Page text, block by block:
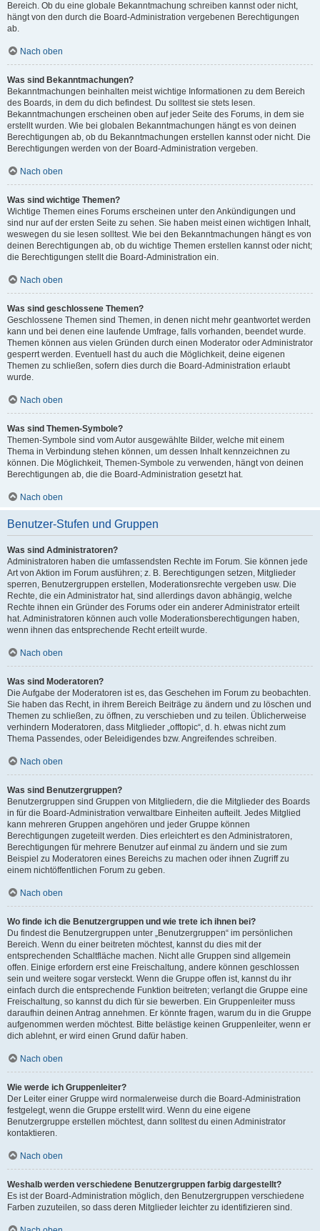
Bereich. Ob du eine globale Bekanntmachung schreiben kannst oder nicht,
hängt von den durch die Board-Administration vergebenen Berechtigungen
ab.
Nach oben
Was sind Bekanntmachungen?
Bekanntmachungen beinhalten meist wichtige Informationen zu dem Bereich
des Boards, in dem du dich befindest. Du solltest sie stets lesen.
Bekanntmachungen erscheinen oben auf jeder Seite des Forums, in dem sie
erstellt wurden. Wie bei globalen Bekanntmachungen hängt es von deinen
Berechtigungen ab, ob du Bekanntmachungen erstellen kannst oder nicht. Die
Berechtigungen werden von der Board-Administration vergeben.
Nach oben
Was sind wichtige Themen?
Wichtige Themen eines Forums erscheinen unter den Ankündigungen und
sind nur auf der ersten Seite zu sehen. Sie haben meist einen wichtigen Inhalt,
weswegen du sie lesen solltest. Wie bei den Bekanntmachungen hängt es von
deinen Berechtigungen ab, ob du wichtige Themen erstellen kannst oder nicht;
die Berechtigungen stellt die Board-Administration ein.
Nach oben
Was sind geschlossene Themen?
Geschlossene Themen sind Themen, in denen nicht mehr geantwortet werden
kann und bei denen eine laufende Umfrage, falls vorhanden, beendet wurde.
Themen können aus vielen Gründen durch einen Moderator oder Administrator
gesperrt werden. Eventuell hast du auch die Möglichkeit, deine eigenen
Themen zu schließen, sofern dies durch die Board-Administration erlaubt
wurde.
Nach oben
Was sind Themen-Symbole?
Themen-Symbole sind vom Autor ausgewählte Bilder, welche mit einem
Thema in Verbindung stehen können, um dessen Inhalt kennzeichnen zu
können. Die Möglichkeit, Themen-Symbole zu verwenden, hängt von deinen
Berechtigungen ab, die die Board-Administration gesetzt hat.
Nach oben
Benutzer-Stufen und Gruppen
Was sind Administratoren?
Administratoren haben die umfassendsten Rechte im Forum. Sie können jede
Art von Aktion im Forum ausführen; z. B. Berechtigungen setzen, Mitglieder
sperren, Benutzergruppen erstellen, Moderationsrechte vergeben usw. Die
Rechte, die ein Administrator hat, sind allerdings davon abhängig, welche
Rechte ihnen ein Gründer des Forums oder ein anderer Administrator erteilt
hat. Administratoren können auch volle Moderationsberechtigungen haben,
wenn ihnen das entsprechende Recht erteilt wurde.
Nach oben
Was sind Moderatoren?
Die Aufgabe der Moderatoren ist es, das Geschehen im Forum zu beobachten.
Sie haben das Recht, in ihrem Bereich Beiträge zu ändern und zu löschen und
Themen zu schließen, zu öffnen, zu verschieben und zu teilen. Üblicherweise
verhindern Moderatoren, dass Mitglieder „offtopic“, d. h. etwas nicht zum
Thema Passendes, oder Beleidigendes bzw. Angreifendes schreiben.
Nach oben
Was sind Benutzergruppen?
Benutzergruppen sind Gruppen von Mitgliedern, die die Mitglieder des Boards
in für die Board-Administration verwaltbare Einheiten aufteilt. Jedes Mitglied
kann mehreren Gruppen angehören und jeder Gruppe können
Berechtigungen zugeteilt werden. Dies erleichtert es den Administratoren,
Berechtigungen für mehrere Benutzer auf einmal zu ändern und sie zum
Beispiel zu Moderatoren eines Bereichs zu machen oder ihnen Zugriff zu
einem nichtöffentlichen Forum zu geben.
Nach oben
Wo finde ich die Benutzergruppen und wie trete ich ihnen bei?
Du findest die Benutzergruppen unter „Benutzergruppen“ im persönlichen
Bereich. Wenn du einer beitreten möchtest, kannst du dies mit der
entsprechenden Schaltfläche machen. Nicht alle Gruppen sind allgemein
offen. Einige erfordern erst eine Freischaltung, andere können geschlossen
sein und weitere sogar versteckt. Wenn die Gruppe offen ist, kannst du ihr
einfach durch die entsprechende Funktion beitreten; verlangt die Gruppe eine
Freischaltung, so kannst du dich für sie bewerben. Ein Gruppenleiter muss
daraufhin deinen Antrag annehmen. Er könnte fragen, warum du in die Gruppe
aufgenommen werden möchtest. Bitte belästige keinen Gruppenleiter, wenn er
dich ablehnt, er wird einen Grund dafür haben.
Nach oben
Wie werde ich Gruppenleiter?
Der Leiter einer Gruppe wird normalerweise durch die Board-Administration
festgelegt, wenn die Gruppe erstellt wird. Wenn du eine eigene
Benutzergruppe erstellen möchtest, dann solltest du einen Administrator
kontaktieren.
Nach oben
Weshalb werden verschiedene Benutzergruppen farbig dargestellt?
Es ist der Board-Administration möglich, den Benutzergruppen verschiedene
Farben zuzuteilen, so dass deren Mitglieder leichter zu identifizieren sind.